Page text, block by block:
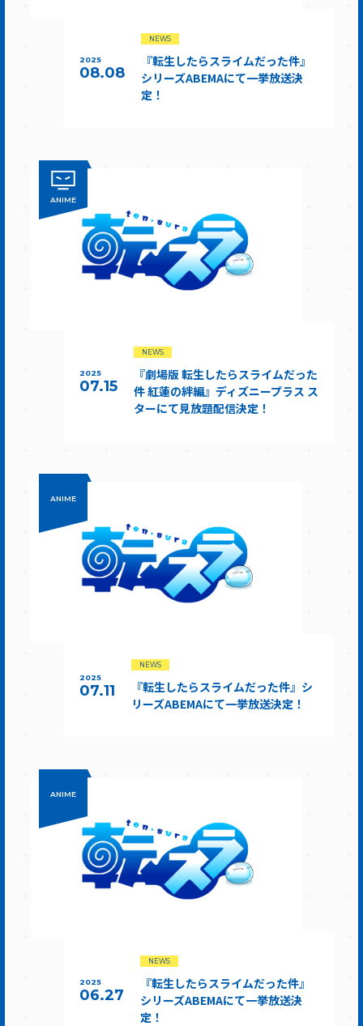
2025
08.08
NEWS
『転生したらスライムだった件』
シリーズABEMAにて一挙放送決
定！
ANIME
2025
07.15
NEWS
『劇場版 転生したらスライムだった
件 紅蓮の絆編』ディズニープラス ス
ターにて見放題配信決定！
ANIME
2025
07.11
NEWS
『転生したらスライムだった件』シ
リーズABEMAにて一挙放送決定！
ANIME
2025
06.27
NEWS
『転生したらスライムだった件』
シリーズABEMAにて一挙放送決
定！